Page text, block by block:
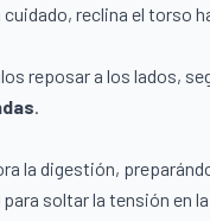
cuidado, reclina el torso
reposar a los lados,
la digestión,
soltar la tensión en